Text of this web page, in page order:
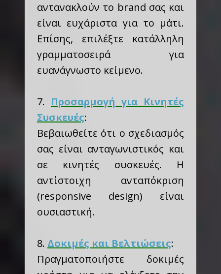
αντανακλούν το brand σας και
είναι ευχάριστα για το μάτι.
Επίσης, επιλέξτε κατάλληλη
γραμματοσειρά για
ευανάγνωστο κείμενο.
7. Προσαρμογή για Κινητές
Συσκευές:
Βεβαιωθείτε ότι ο σχεδιασμός
σας είναι ανταγωνιστικός και
σε κινητές συσκευές. Η
αντίστοιχη ανταπόκριση
(responsive design) είναι
ουσιαστική.
8. Δοκιμές και Βελτιώσεις:
Πραγματοποιήστε δοκιμές